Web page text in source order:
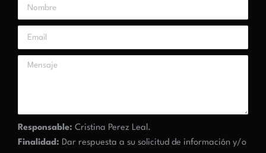
Responsable: Cristina Perez Leal.
Finalidad: Dar respuesta a su solicitud de información y/o